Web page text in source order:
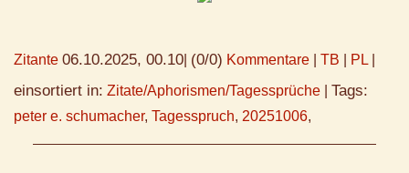
Zitante 06.10.2025, 00.10 (0/0) Kommentare TB PL
einsortiert in: Zitate/Aphorismen/Tagessprüche Tags:
peter e. schumacher, Tagesspruch, 20251006,